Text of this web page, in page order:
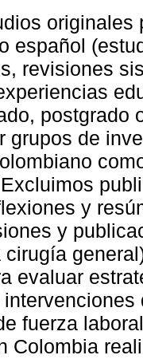
español
revisiones
postgrado
grupos de
y
y
evaluar
fuerza
Colombia